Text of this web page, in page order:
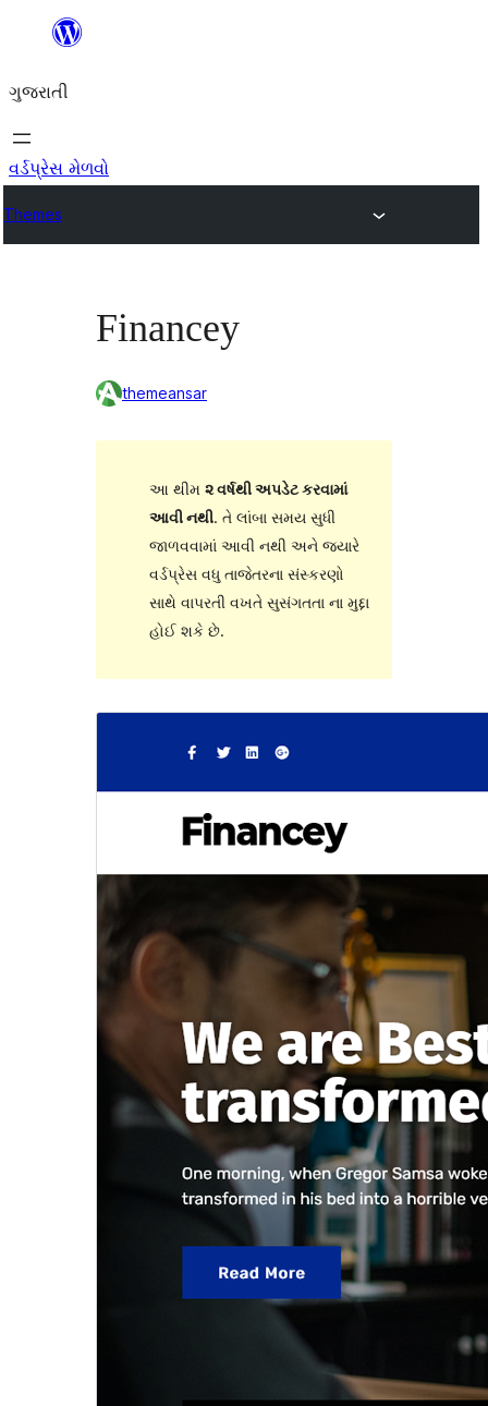
કંટેન્ટ(લખાણ)
જાઓ
ગુજરાતી
વર્ડપ્રેસ મેળવો
Themes
Financey
themeansar
આ થીમ ૨ વર્ષથી અપડેટ કરવામાં
આવી નથી. તે લાંબા સમય સુધી
જાળવવામાં આવી નથી અને જ્યારે
વર્ડપ્રેસ વધુ તાજેતરના સંસ્કરણો
સાથે વાપરતી વખતે સુસંગતતા ના મુદ્દા
હોઈ શકે છે.